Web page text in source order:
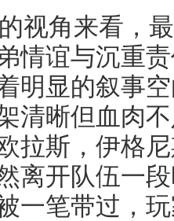
视角来看，
情谊与沉重
明显的叙事
清晰但血肉
拉斯，伊格
离开队伍一
一笔带过，